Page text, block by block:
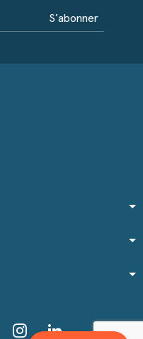
S’abonner
PinterestInstagramLinkedIn